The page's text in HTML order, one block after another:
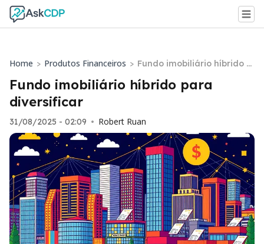
Home > Produtos Financeiros > Fundo imobiliário híbrido p
ara diversificar
Fundo imobiliário híbrido para
diversificar
31/08/2025 - 02:09 • Robert Ruan